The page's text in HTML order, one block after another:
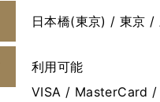
日本橋(東京) / 東京 /
利用可能
VISA / MasterCard